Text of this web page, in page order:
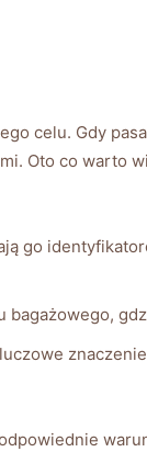
celu. Gdy
Oto co warto
go‌